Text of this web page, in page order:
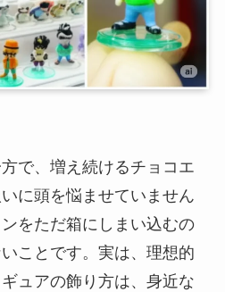
で、増え続けるチョコエ
に頭を悩ませていません
をただ箱にしまい込むの
ことです。実は、理想的
ュアの飾り方は、身近な